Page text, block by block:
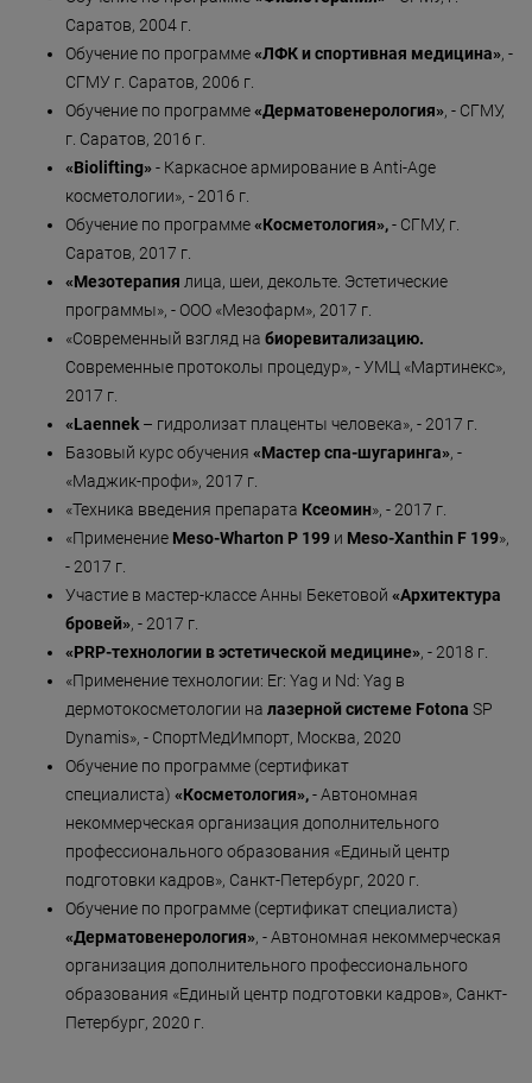
Саратов, 2004 г.
Обучение по программе«ЛФК и спортивная медицина», -
СГМУ г. Саратов, 2006 г.
Обучение по программе«Дерматовенерология», - СГМУ,
г. Саратов, 2016 г.
«Biolifting»- Каркасное армирование в Anti-Age
косметологии», - 2016 г.
Обучение по программе«Косметология»,- СГМУ, г.
Саратов, 2017 г.
«Мезотерапия лица, шеи, декольте. Эстетические
программы», - ООО «Мезофарм», 2017 г.
«Современный взгляд на биоревитализацию.
Современные протоколы процедур», - УМЦ «Мартинекс»,
2017 г.
«Laennek – гидролизат плаценты человека», - 2017 г.
Базовый курс обучения «Мастер спа-шугаринга», -
«Маджик-профи», 2017 г.
«Техника введения препарата Ксеомин», - 2017 г.
«Применение Meso-Wharton P 199 и Meso-Xanthin F 199»,
- 2017 г.
Участие в мастер-классе Анны Бекетовой «Архитектура
бровей», - 2017 г.
«PRP-технологии в эстетической медицине», - 2018 г.
«Применение технологии: Er: Yag и Nd: Yag в
дермотокосметологии на лазерной системе Fotona SP
Dynamis», - СпортМедИмпорт, Москва, 2020
Обучение по программе (сертификат
специалиста) «Косметология»,- Автономная
некоммерческая организация дополнительного
профессионального образования «Единый центр
подготовки кадров», Санкт-Петербург, 2020 г.
Обучение по программе (сертификат специалиста)
«Дерматовенерология», - Автономная некоммерческая
организация дополнительного профессионального
образования «Единый центр подготовки кадров», Санкт-
Петербург, 2020 г.